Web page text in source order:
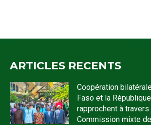
ARTICLES RECENTS
Coopération
Faso et la
rapprochent à
Commission mixte